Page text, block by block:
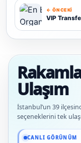
V
← ÖNCEKI
VIP
Ulaşım
İstanbul’un 39
seçeneklerini tek
CANLI GÖRÜNÜM
Güncel veriler: 1.291+